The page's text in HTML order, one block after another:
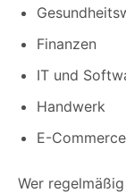
Finanzen
IT und
Handwerk
E-Commerce
Wer